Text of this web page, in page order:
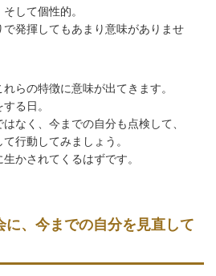
して個性的。
発揮してもあまり意味がありませ
らの特徴に意味が出てきます。
る日。
なく、今までの自分も点検して、
行動してみましょう。
かされてくるはずです。
に、今までの自分を見直して